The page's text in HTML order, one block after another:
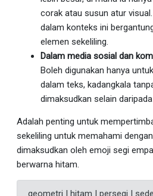
corak atau susun atur
dalam konteks ini
elemen sekeliling.
Dalam media sosial dan
Boleh digunakan hanya
dalam teks, kadangkala
dimaksudkan selain
Adalah penting untuk
sekeliling untuk memahami
dimaksudkan oleh emoji segi
berwarna hitam.
geometri | hitam | persegi |